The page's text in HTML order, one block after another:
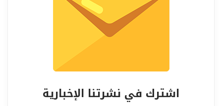
اشترك في نشرتنا الإخبارية